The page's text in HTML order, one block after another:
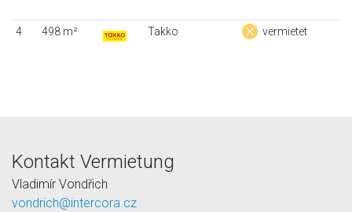
4 498 m² Takko vermietet
Kontakt Vermietung
Vladimír Vondřich
vondrich@intercora.cz